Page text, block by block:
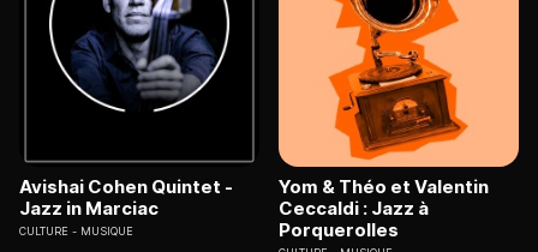
Avishai Cohen Quintet -
Jazz in Marciac
CULTURE MUSIQUE
Yom & Théo et Valentin
Ceccaldi : Jazz à
Porquerolles